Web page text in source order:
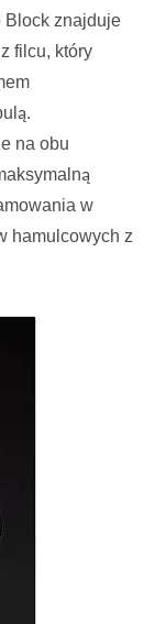
Block znajduje
filcu, który
na obu
w
hamulcowych z